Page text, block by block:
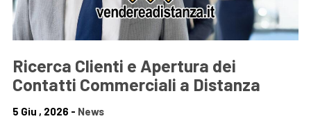
Ricerca Clienti e Apertura dei
Contatti Commerciali a Distanza
5 Giu , 2026 - News